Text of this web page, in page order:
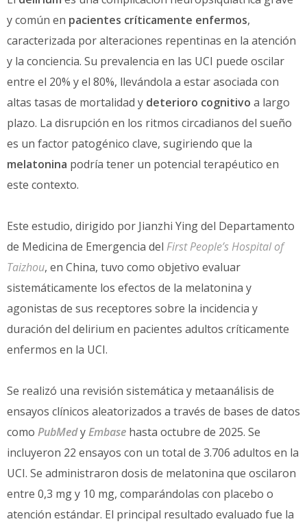
y común en pacientes críticamente enfermos,
caracterizada por alteraciones repentinas en la atención
y la conciencia. Su prevalencia en las UCI puede oscilar
entre el 20% y el 80%, llevándola a estar asociada con
altas tasas de mortalidad y deterioro cognitivo a largo
plazo. La disrupción en los ritmos circadianos del sueño
es un factor patogénico clave, sugiriendo que la
melatonina podría tener un potencial terapéutico en
este contexto.
Este estudio, dirigido por Jianzhi Ying del Departamento
de Medicina de Emergencia del First People’s Hospital of
Taizhou, en China, tuvo como objetivo evaluar
sistemáticamente los efectos de la melatonina y
agonistas de sus receptores sobre la incidencia y
duración del delirium en pacientes adultos críticamente
enfermos en la UCI.
Se realizó una revisión sistemática y metaanálisis de
ensayos clínicos aleatorizados a través de bases de datos
como PubMedyEmbase hasta octubre de 2025. Se
incluyeron 22 ensayos con un total de 3.706 adultos en la
UCI. Se administraron dosis de melatonina que oscilaron
entre 0,3 mg y 10 mg, comparándolas con placebo o
atención estándar. El principal resultado evaluado fue la